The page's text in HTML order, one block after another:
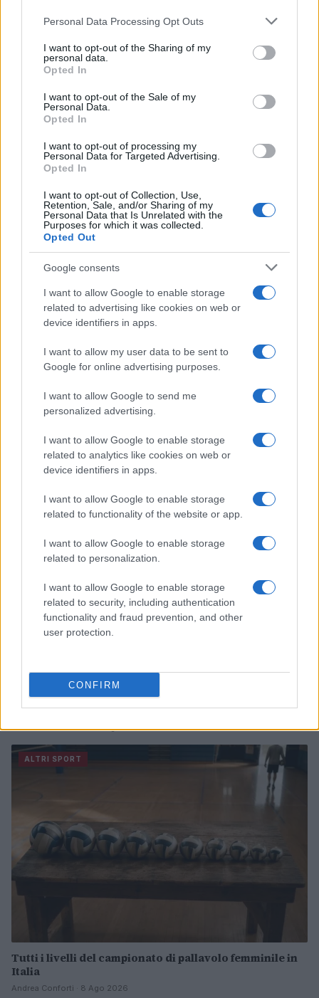
Please note that this website/app uses one or more Google
not limited to your visit or usage behaviour. You may click to
grant or deny consent to Google and its third-party tags to
use your data for below specified purposes in below Google
consent section.
Personal Data Processing Opt Outs
I want to opt-out of the Sharing of my
personal data.
Opted In
I want to opt-out of the Sale of my
Personal Data.
Opted In
I want to opt-out of processing my
Personal Data for Targeted Advertising.
Opted In
I want to opt-out of Collection, Use,
Retention, Sale, and/or Sharing of my
Personal Data that Is Unrelated with the
Purposes for which it was collected.
Opted Out
Google consents
I want to allow Google to enable storage
related to advertising like cookies on web or
device identifiers in apps.
I want to allow my user data to be sent to
Google for online advertising purposes.
I want to allow Google to send me
personalized advertising.
I want to allow Google to enable storage
related to analytics like cookies on web or
device identifiers in apps.
I want to allow Google to enable storage
related to functionality of the website or app.
I want to allow Google to enable storage
related to personalization.
I want to allow Google to enable storage
related to security, including authentication
functionality and fraud prevention, and other
user protection.
CONFIRM
giornalismo sportivo dopo una notte al
coordina le pagine di competizioni e
commenti. In redazione predilige reportage
partita come prova della svolta.
Continua a leggere
ALTRI SPORT
Controparete nel padel: tecniche e consigli per
eseguirla al meglio
Francesca Lombardi · 8 Ago 2026
ALTRI SPORT
Tutti i livelli del campionato di pallavolo femminile in
Italia
Andrea Conforti · 8 Ago 2026